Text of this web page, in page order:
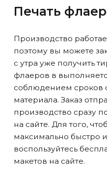
Печать
Производство
поэтому вы можете
с утра уже получить
флаеров в
соблюдением сроков
материала. Заказ
производство сразу
на сайте. Для того,
максимально быстро
воспользуйтесь
макетов на сайте.